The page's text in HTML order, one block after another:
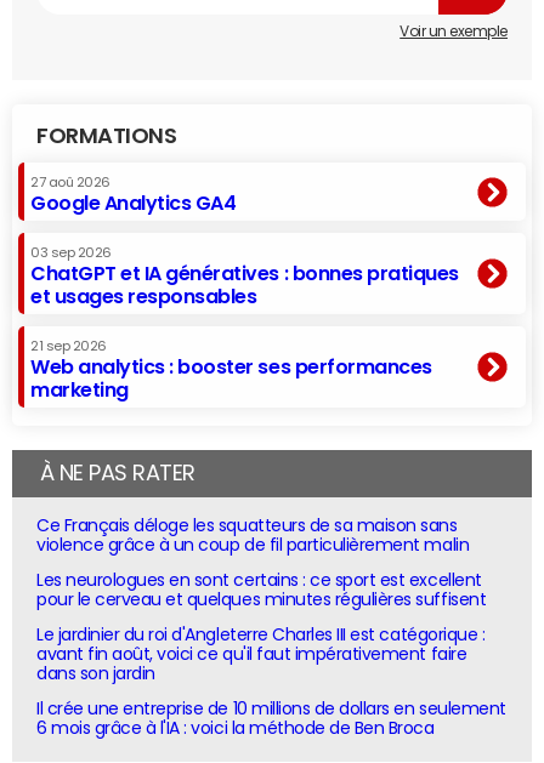
Voir un exemple
FORMATIONS
27 aoû 2026
Google Analytics GA4
03 sep 2026
ChatGPT et IA génératives : bonnes pratiques
et usages responsables
21 sep 2026
Web analytics : booster ses performances
marketing
À NE PAS RATER
Ce Français déloge les squatteurs de sa maison sans
violence grâce à un coup de fil particulièrement malin
Les neurologues en sont certains : ce sport est excellent
pour le cerveau et quelques minutes régulières suffisent
Le jardinier du roi d'Angleterre Charles III est catégorique :
avant fin août, voici ce qu'il faut impérativement faire
dans son jardin
Il crée une entreprise de 10 millions de dollars en seulement
6 mois grâce à l'IA : voici la méthode de Ben Broca